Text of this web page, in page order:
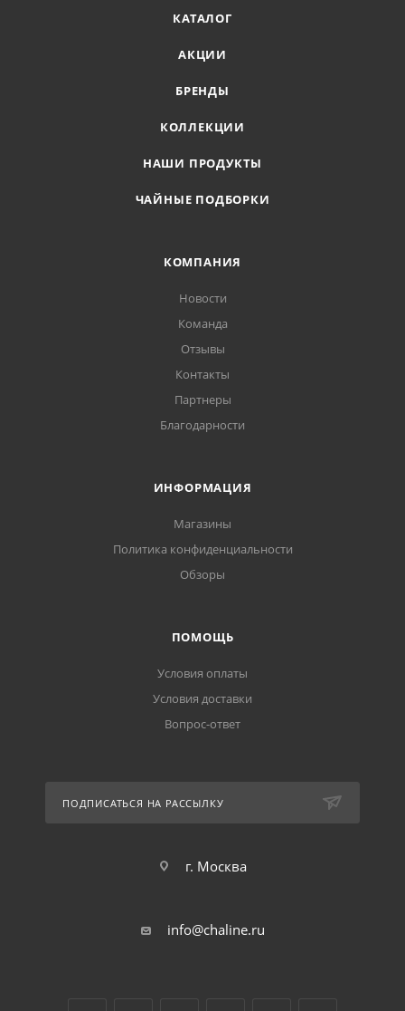
КАТАЛОГ
АКЦИИ
БРЕНДЫ
КОЛЛЕКЦИИ
НАШИ ПРОДУКТЫ
ЧАЙНЫЕ ПОДБОРКИ
КОМПАНИЯ
Новости
Команда
Отзывы
Контакты
Партнеры
Благодарности
ИНФОРМАЦИЯ
Магазины
Политика конфиденциальности
Обзоры
ПОМОЩЬ
Условия оплаты
Условия доставки
Вопрос-ответ
ПОДПИСАТЬСЯ НА РАССЫЛКУ
г. Москва
info@chaline.ru